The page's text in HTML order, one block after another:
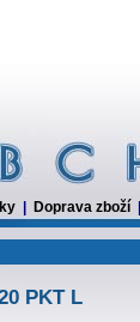
Doprava zboží
PKT L